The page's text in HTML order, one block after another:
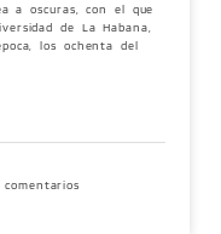
a oscuras, con el que
de La Habana,
los ochenta del